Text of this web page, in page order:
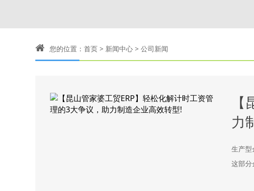
您的位置： 首页 > 新闻中心 > 公司新闻
力
生产型
这部分